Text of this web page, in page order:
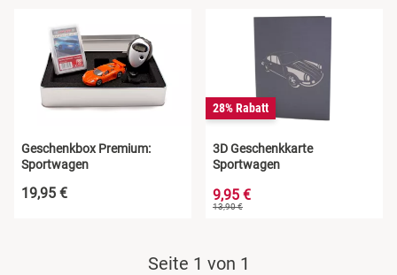
Geschenkbox Premium:
Sportwagen
19,95 €
28% Rabatt
3D Geschenkkarte
Sportwagen
9,95 €
13,90 €
Seite 1 von 1